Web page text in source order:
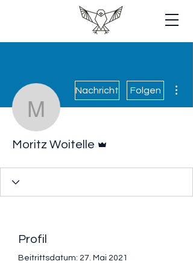
Moritz Woitelle
Nachricht Folgen
Moritz Woitelle
Profil
Beitrittsdatum: 27. Mai 2021